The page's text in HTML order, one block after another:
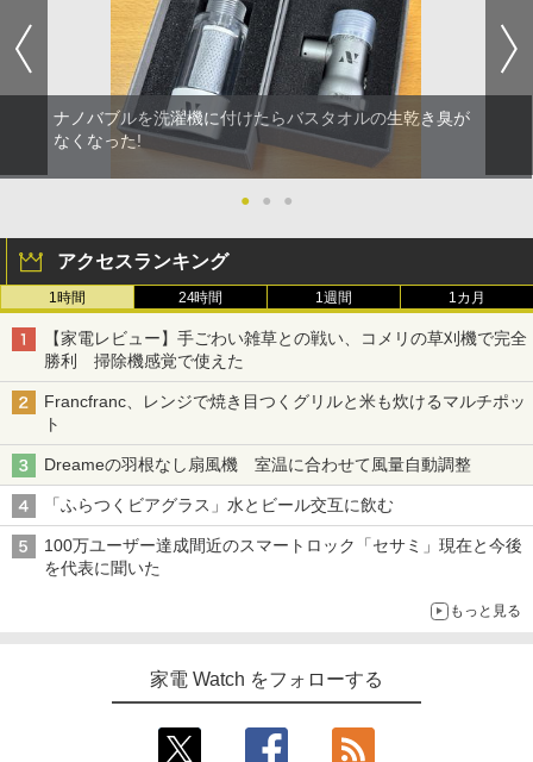
ナノバブルを洗濯機に付けたらバスタオルの生乾き臭が
なくなった!
● ● ●
アクセスランキング
1時間 24時間 1週間 1カ月
【家電レビュー】手ごわい雑草との戦い、コメリの草刈機で完全
勝利 掃除機感覚で使えた
Francfranc、レンジで焼き目つくグリルと米も炊けるマルチポッ
ト
Dreameの羽根なし扇風機 室温に合わせて風量自動調整
「ふらつくビアグラス」水とビール交互に飲む
100万ユーザー達成間近のスマートロック「セサミ」現在と今後
を代表に聞いた
もっと見る
家電 Watch をフォローする